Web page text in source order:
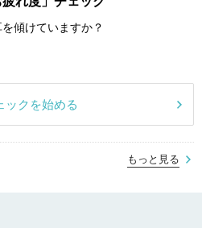
傾けていますか？
ックを始める
もっと見る